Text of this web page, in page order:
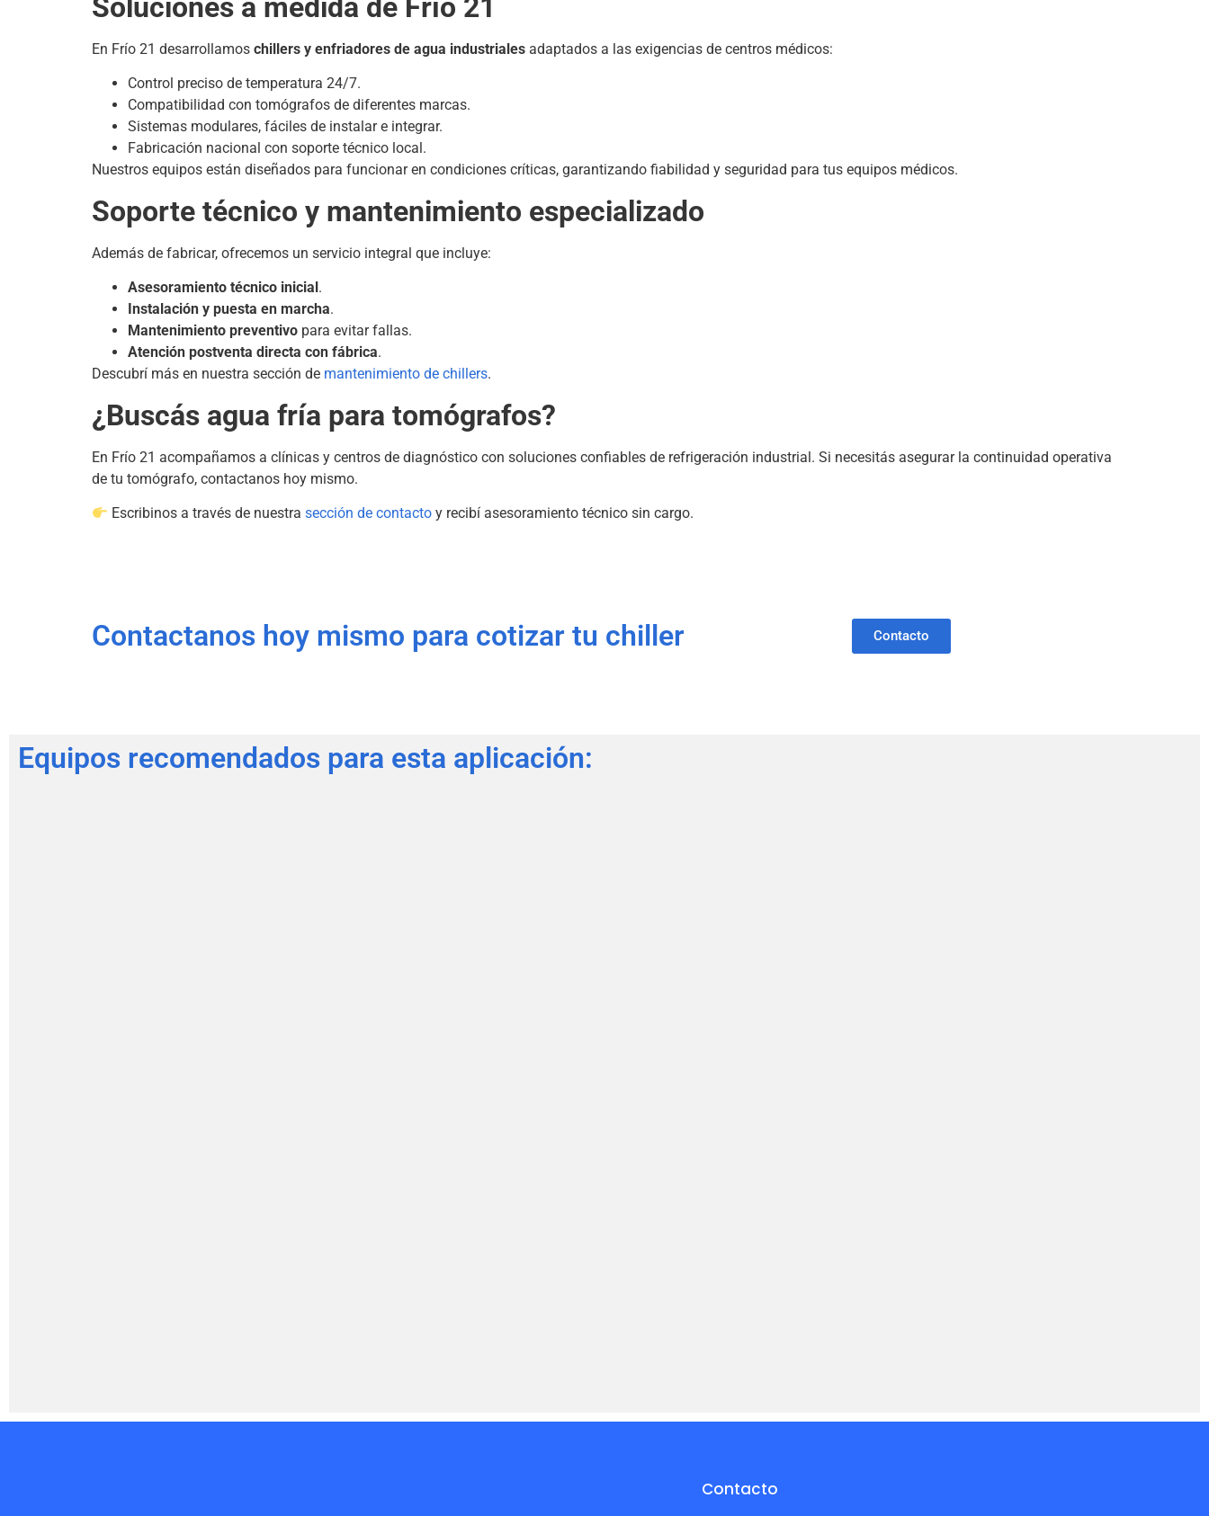
Soluciones a medida de Frío 21
En Frío 21 desarrollamos chillers y enfriadores de agua industriales adaptados a las exigencias de centros médicos:
Control preciso de temperatura 24/7.
Compatibilidad con tomógrafos de diferentes marcas.
Sistemas modulares, fáciles de instalar e integrar.
Fabricación nacional con soporte técnico local.
Nuestros equipos están diseñados para funcionar en condiciones críticas, garantizando fiabilidad y seguridad para tus equipos médicos.
Soporte técnico y mantenimiento especializado
Además de fabricar, ofrecemos un servicio integral que incluye:
Asesoramiento técnico inicial.
Instalación y puesta en marcha.
Mantenimiento preventivo para evitar fallas.
Atención postventa directa con fábrica.
Descubrí más en nuestra sección de mantenimiento de chillers.
¿Buscás agua fría para tomógrafos?
En Frío 21 acompañamos a clínicas y centros de diagnóstico con soluciones confiables de refrigeración industrial. Si necesitás asegurar la continuidad operativa
de tu tomógrafo, contactanos hoy mismo.
Escribinos a través de nuestrasección de contacto y recibí asesoramiento técnico sin cargo.
Contactanos hoy mismo para cotizar tu chiller Contacto
Equipos recomendados para esta aplicación:
Contacto